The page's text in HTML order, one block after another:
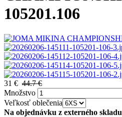
105201.106
31 € 44.7 €
Množstvo
Veľkosť oblečenia
Na objednávku z externého